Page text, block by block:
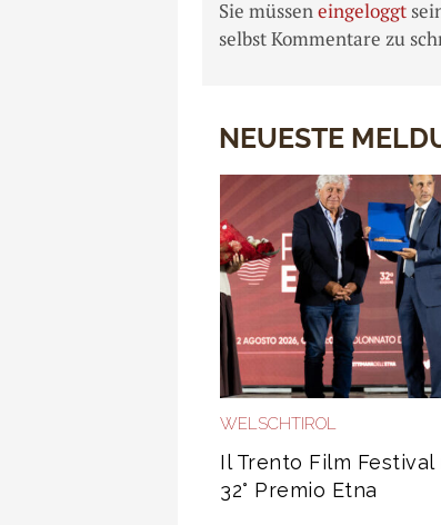
Sie müsseneingeloggt
selbst Kommentare zu
NEUESTE
WELSCHTIROL
Il Trento Film
32° Premio Etna